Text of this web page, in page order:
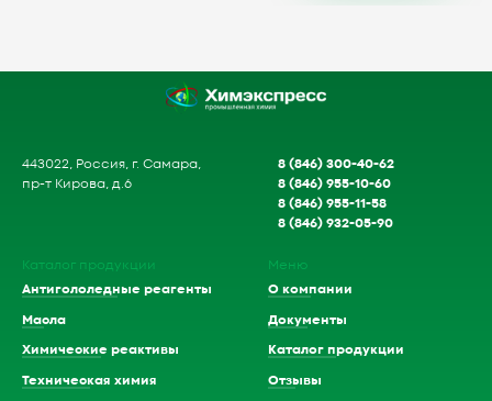
443022, Россия, г. Самара,
пр-т Кирова, д.6
8 (846) 300-40-62
8 (846) 955-10-60
8 (846) 955-11-58
8 (846) 932-05-90
Каталог продукции
Антигололедные реагенты
Масла
Химические реактивы
Техническая химия
Меню
О компании
Документы
Каталог продукции
Отзывы